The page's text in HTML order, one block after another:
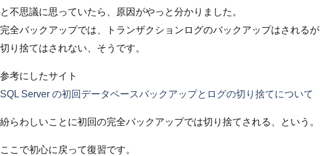
と不思議に思っていたら、原因がやっと分かりました。
完全バックアップでは、トランザクションログのバックアップはされるが
切り捨てはされない、そうです。
参考にしたサイト
SQL Server の初回データベースバックアップとログの切り捨てについて
紛らわしいことに初回の完全バックアップでは切り捨てされる、という。
ここで初心に戻って復習です。